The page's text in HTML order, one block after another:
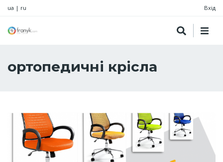
ua | ru Вхід
ортопедичні крісла